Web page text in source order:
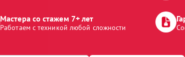
Мастера со стажем 7+ лет
Работаем с техникой любой сложности